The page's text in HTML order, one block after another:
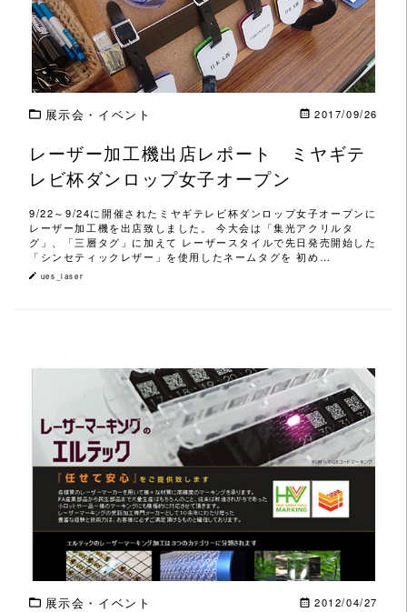
展示会・イベント 2017/09/26
レーザー加工機出店レポート ミヤギテ
レビ杯ダンロップ女子オープン
9/22～9/24に開催されたミヤギテレビ杯ダンロップ女子オープンに
レーザー加工機を出店致しました。 今大会は「集光アクリルタ
グ」、「三層タグ」に加えて レーザースタイルで先日発売開始した
「シンセティックレザー」を使用したネームタグを 初め…
ues_laser
この記事を読む
展示会・イベント 2012/04/27